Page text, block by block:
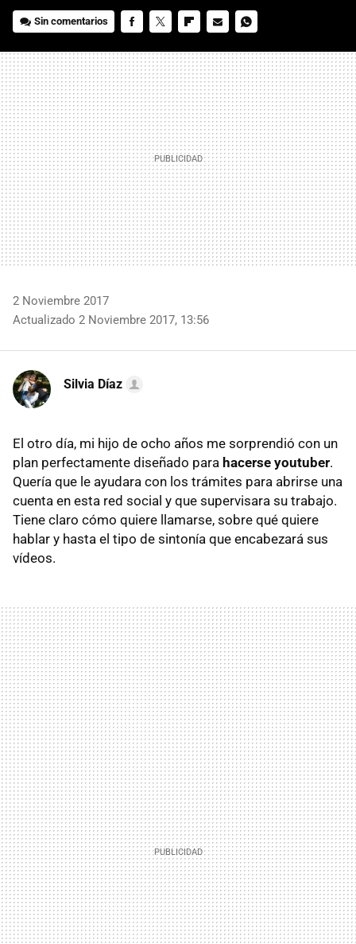
Sin comentarios
MAIL
2 Noviembre 2017
Actualizado 2 Noviembre 2017, 13:56
Silvia Díaz
El otro día, mi hijo de ocho años me sorprendió con un
plan perfectamente diseñado para hacerse youtuber.
Quería que le ayudara con los trámites para abrirse una
cuenta en esta red social y que supervisara su trabajo.
Tiene claro cómo quiere llamarse, sobre qué quiere
hablar y hasta el tipo de sintonía que encabezará sus
vídeos.